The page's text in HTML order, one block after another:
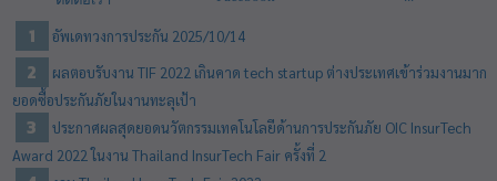
อัพเดทวงการประกัน 2025/10/14
ผลตอบรับงาน TIF 2022 เกินคาด tech startup ต่างประเทศเข้าร่วมงานมาก
ยอดซื้อประกันภัยในงานทะลุเป้า
ประกาศผลสุดยอดนวัตกรรมเทคโนโลยีด้านการประกันภัย OIC InsurTech
Award 2022 ในงาน Thailand InsurTech Fair ครั้งที่ 2